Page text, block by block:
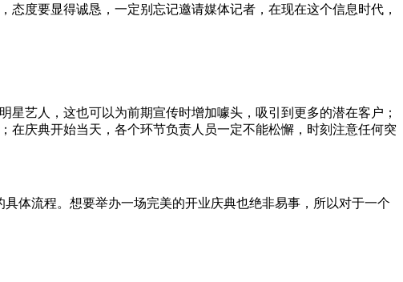
度要显得诚恳，一定别忘记邀请媒体记者，在现在这个信息时代，
艺人，这也可以为前期宣传时增加噱头，吸引到更多的潜在客户；
庆典开始当天，各个环节负责人员一定不能松懈，时刻注意任何突
体流程。想要举办一场完美的开业庆典也绝非易事，所以对于一个